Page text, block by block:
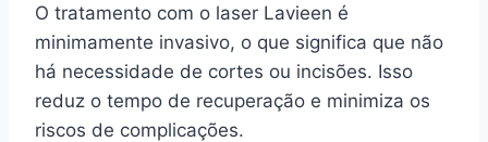
O tratamento com o laser Lavieen é
minimamente invasivo, o que significa que não
há necessidade de cortes ou incisões. Isso
reduz o tempo de recuperação e minimiza os
riscos de complicações.